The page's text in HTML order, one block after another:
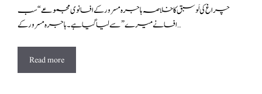
چراغ کی لَو سبق کا خلاصہ ہاجرہ مسرور کے افسانوی مجموعے “سب
افسانے میرے” سے لیا گیا ہے۔ہاجرہ مسرور کے …
Read more